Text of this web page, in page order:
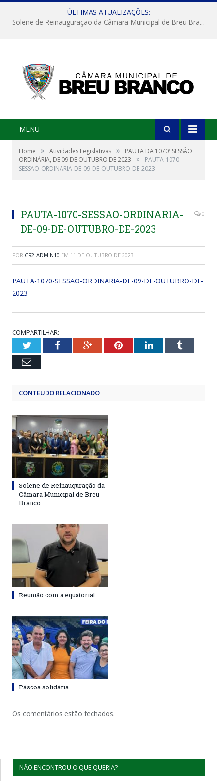
ÚLTIMAS ATUALIZAÇÕES:
Reunião com a equatorial
MENU
Home » Atividades Legislativas »
PAUTA DA 1070ª SESSÃO
ORDINÁRIA, DE 09 DE OUTUBRO DE 2023
»
PAUTA-1070-
SESSAO-ORDINARIA-DE-09-DE-OUTUBRO-DE-2023
PAUTA-1070-SESSAO-ORDINARIA-
DE-09-DE-OUTUBRO-DE-2023
0
POR CR2-ADMIN10 EM 11 DE OUTUBRO DE 2023
PAUTA-1070-SESSAO-ORDINARIA-DE-09-DE-OUTUBRO-DE-
2023
COMPARTILHAR:
TwitterFacebookGoogle+PinterestLinkedInTumblr
Email
CONTEÚDO RELACIONADO
Solene de Reinauguração da
Câmara Municipal de Breu
Branco
Reunião com a equatorial
Páscoa solidária
Os comentários estão fechados.
NÃO ENCONTROU O QUE QUERIA?